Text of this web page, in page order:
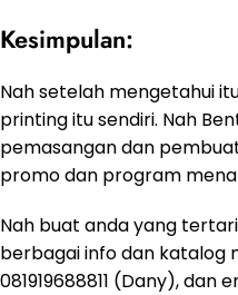
Kesimpulan:
Nah setelah mengetahui
printing itu sendiri. Nah
pemasangan dan
promo dan program
Nah buat anda yang
berbagai info dan katalog
081919688811 (Dany), dan